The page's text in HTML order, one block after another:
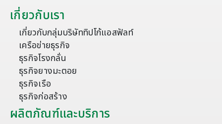
เกี่ยวกับเรา
เกี่ยวกับกลุ่มบริษัททิปโก้แอสฟัลท์
เครือข่ายธุรกิจ
ธุรกิจโรงกลั่น
ธุรกิจยางมะตอย
ธุรกิจเรือ
ธุรกิจก่อสร้าง
ผลิตภัณฑ์และบริการ